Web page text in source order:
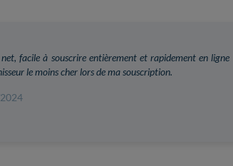
facile à souscrire entièrement et rapidement en ligne
le moins cher lors de ma souscription.